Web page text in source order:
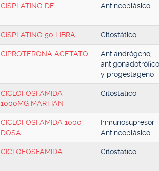
CISPLATINO DF Antineoplásico
CISPLATINO 50 LIBRA Citostático
CIPROTERONA ACETATO
Antiandrógeno,
antigonadotrófico
y progestágeno
CICLOFOSFAMIDA
1000MG MARTIAN
Citostático
CICLOFOSFAMIDA 1000
DOSA
Inmunosupresor,
Antineoplásico
CICLOFOSFAMIDA Citostático